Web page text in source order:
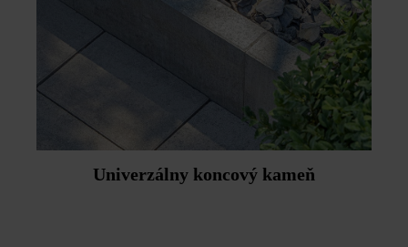
Univerzálny koncový kameň